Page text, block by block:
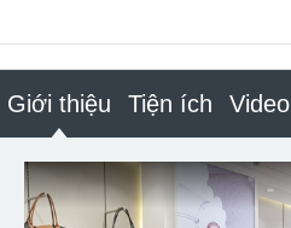
Giới thiệu Tiện ích Video